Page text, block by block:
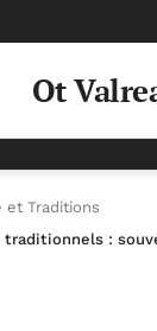
Ot
et Traditions
traditionnels :